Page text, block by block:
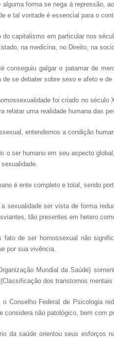
alguma forma se nega à repressão,
e tal vontade é essencial para o
do capitalismo em particular nos
na medicina, no Direito, na
conseguiu galgar o patamar de
de se debater sobre sexo e afeto e
foi criado no século
relatar uma realidade humana das
entendemos a condição
o ser humano em seu aspecto
é ente completo e total, sendo
a sexualidade ser vista de forma
tão presentes em hetero
fato de ser homossexual não
por sua vivência.
Mundial da Saúde)
(Classificação dos transtornos
o Conselho Federal de Psicologia
considera não patológico, bem com
da saúde orientou seus esforços